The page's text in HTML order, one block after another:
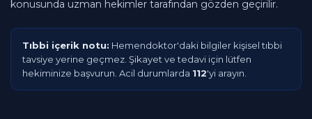
konusunda uzman hekimler tarafından gözden geçirilir.
Tıbbi içerik notu: Hemendoktor'daki bilgiler kişisel tıbbi
tavsiye yerine geçmez. Şikayet ve tedavi için lütfen
hekiminize başvurun. Acil durumlarda 112'yi arayın.